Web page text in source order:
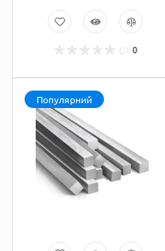
0
Популярний